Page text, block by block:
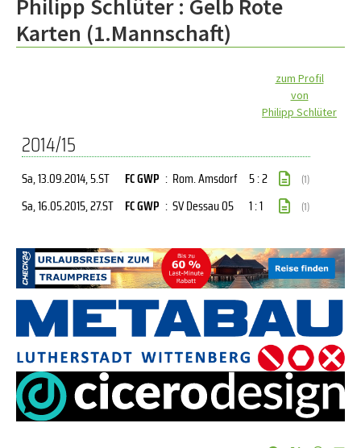
Philipp Schlüter : Gelb Rote
Karten (1.Mannschaft)
zum Profil
von
Philipp Schlüter
2014/15
Sa, 13.09.2014, 5.ST FC GWP : Rom. Amsdorf 5 : 2 (1)
Sa, 16.05.2015, 27.ST FC GWP : SV Dessau 05 1 : 1 (1)